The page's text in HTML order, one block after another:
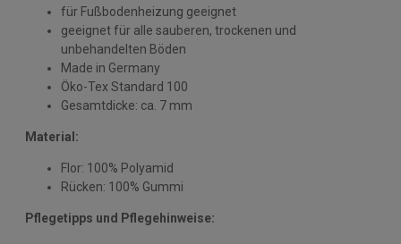
für Fußbodenheizung geeignet
geeignet für alle sauberen, trockenen und
unbehandelten Böden
Made in Germany
Öko-Tex Standard 100
Gesamtdicke: ca. 7 mm
Material:
Flor: 100% Polyamid
Rücken: 100% Gummi
Pflegetipps und Pflegehinweise: